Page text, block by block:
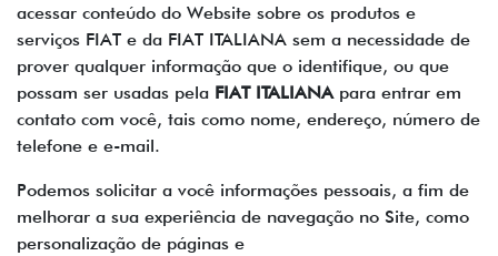
acessar conteúdo do Website sobre os produtos e
serviços FIAT e da FIAT ITALIANA sem a necessidade de
prover qualquer informação que o identifique, ou que
possam ser usadas pela FIAT ITALIANA para entrar em
contato com você, tais como nome, endereço, número de
telefone e e-mail.
Podemos solicitar a você informações pessoais, a fim de
melhorar a sua experiência de navegação no Site, como
personalização de páginas e